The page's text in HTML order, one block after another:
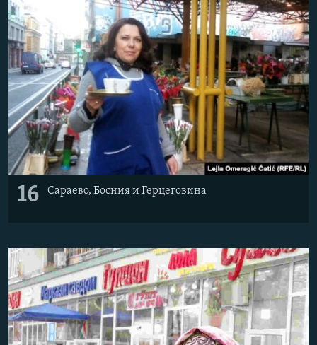
16 Сараево, Босния и Герцеговина